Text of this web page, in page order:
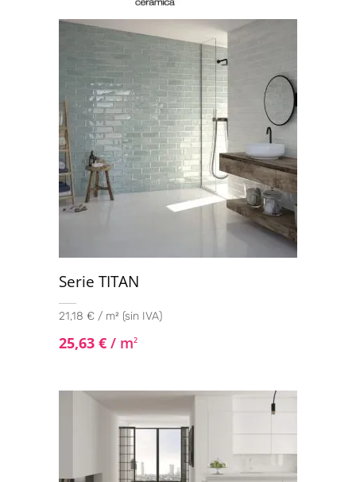
(1)
60x60(16)
60x60 XS
60x120(18)
75x75(10)
90x90(4)
100x100 (1)
120x120(4)
Serie TITAN
21,18 € / m² (sin IVA)
25,63 € / m2